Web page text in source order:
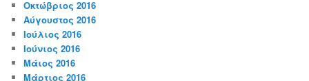
Οκτώβριος 2016
Αύγουστος 2016
Ιούλιος 2016
Ιούνιος 2016
Μάιος 2016
Μάρτιος 2016